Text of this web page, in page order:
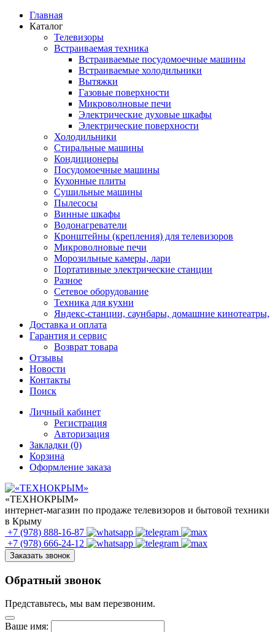
Главная
Каталог
Телевизоры
Встраиваемая техника
Встраиваемые посудомоечные машины
Встраиваемые холодильники
Вытяжки
Газовые поверхности
Микроволновые печи
Электрические духовые шкафы
Электрические поверхности
Холодильники
Стиральные машины
Кондиционеры
Посудомоечные машины
Кухонные плиты
Сушильные машины
Пылесосы
Винные шкафы
Водонагреватели
Кронштейны (крепления) для телевизоров
Микроволновые печи
Морозильные камеры, лари
Портативные электрические станции
Разное
Сетевое оборудование
Техника для кухни
Яндекс-станции, саунбары, домашние кинотеатры,
Доставка и оплата
Гарантия и сервис
Возврат товара
Отзывы
Новости
Контакты
Поиск
Личный кабинет
Регистрация
Авторизация
Закладки (0)
Корзина
Оформление заказа
«ТЕХНОКРЫМ»
интернет-магазин по продаже телевизоров и бытовой техники
в Крыму
+7 (978) 888-16-87
+7 (978) 666-24-12
Заказать звонок
Обратный звонок
Представьтесь, мы вам перезвоним.
Ваше имя: